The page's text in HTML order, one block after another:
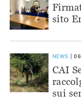
sito
NEWS
CAI
sui